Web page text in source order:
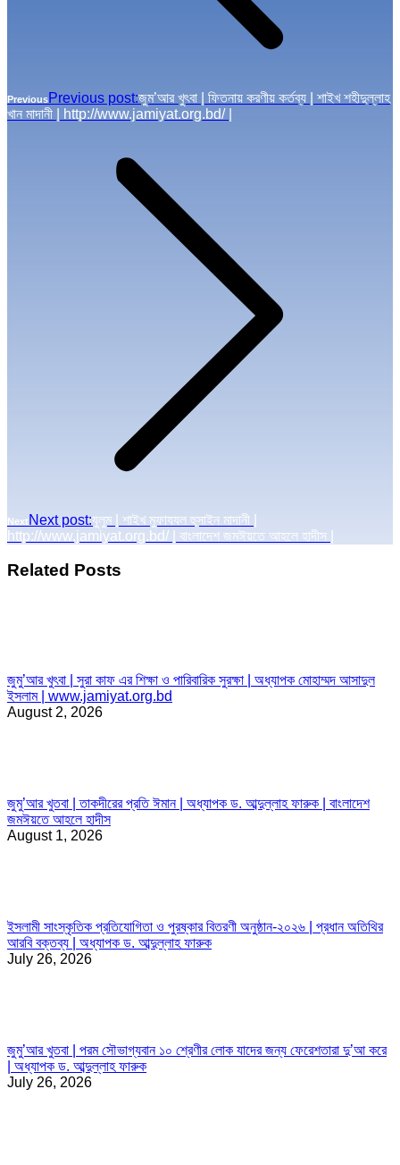
PreviousPrevious post:জুম’আর খুৎবা | ফিতনায় করণীয় কর্তব্য | শাইখ শহীদুল্লাহ
খান মাদানী | http://www.jamiyat.org.bd/ |
Next Next post:যুলুম | শাইখ মুফাযযল হুসাইন মাদানী |
http://www.jamiyat.org.bd/ | বাংলাদেশ জমঈয়তে আহলে হাদীস |
Related Posts
জুমু’আর খুৎবা | সুরা কাফ এর শিক্ষা ও পারিবারিক সুরক্ষা | অধ্যাপক মোহাম্মদ আসাদুল
ইসলাম | www.jamiyat.org.bd
August 2, 2026
জুমু’আর খুতবা | তাকদীরের প্রতি ঈমান | অধ্যাপক ড. আব্দুল্লাহ ফারুক | বাংলাদেশ
জমঈয়তে আহলে হাদীস
August 1, 2026
ইসলামী সাংস্কৃতিক প্রতিযোগিতা ও পুরষ্কার বিতরণী অনুষ্ঠান-২০২৬ | প্রধান অতিথির
আরবি বক্তব্য | অধ্যাপক ড. আব্দুল্লাহ ফারুক
July 26, 2026
জুমু’আর খুতবা | পরম সৌভাগ্যবান ১০ শ্রেণীর লোক যাদের জন্য ফেরেশতারা দু’আ করে
| অধ্যাপক ড. আব্দুল্লাহ ফারুক
July 26, 2026